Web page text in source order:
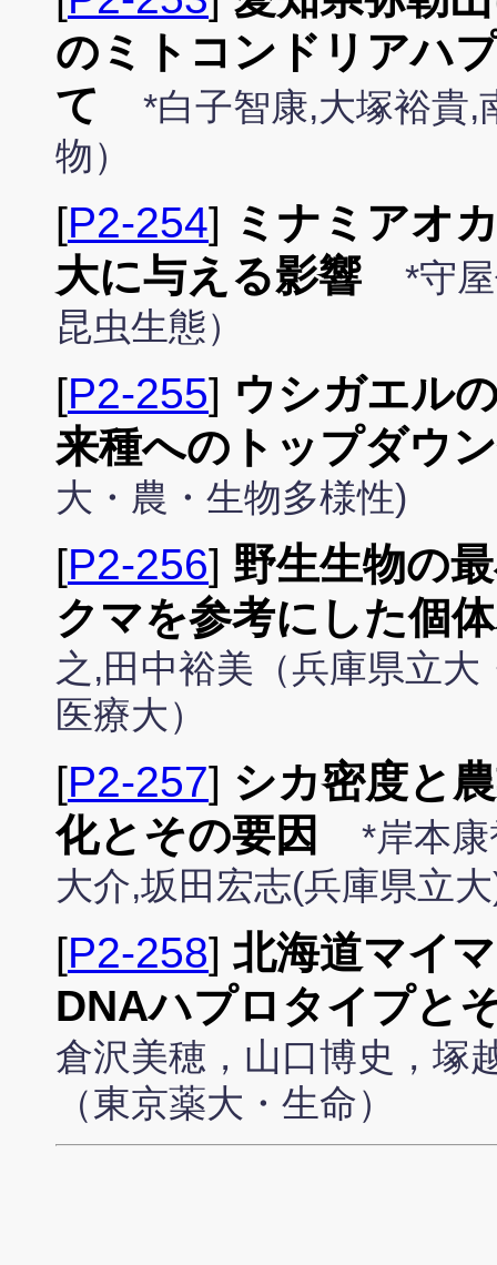
のミトコンドリアハ
て
*白子智康,大塚裕貴,
物）
[P2-254] ミナミアオ
大に与える影響
*守
昆虫生態）
[P2-255] ウシガエル
来種へのトップダウ
大・農・生物多様性)
[P2-256] 野生生物の
クマを参考にした個
之,田中裕美（兵庫県立
医療大）
[P2-257] シカ密度と
化とその要因
*岸本
大介,坂田宏志(兵庫県立
[P2-258] 北海道マイ
DNAハプロタイプと
倉沢美穂，山口博史，塚
（東京薬大・生命）